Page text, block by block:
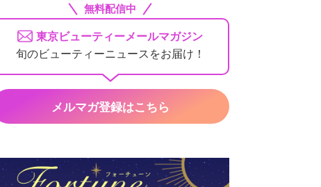
無料配信中
東京ビューティーメールマガジン
旬のビューティーニュースをお届け！
メルマガ登録はこちら